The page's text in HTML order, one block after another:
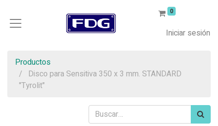
0
Iniciar sesión
Productos
Disco para Sensitiva 350 x 3 mm. STANDARD
"Tyrolit"